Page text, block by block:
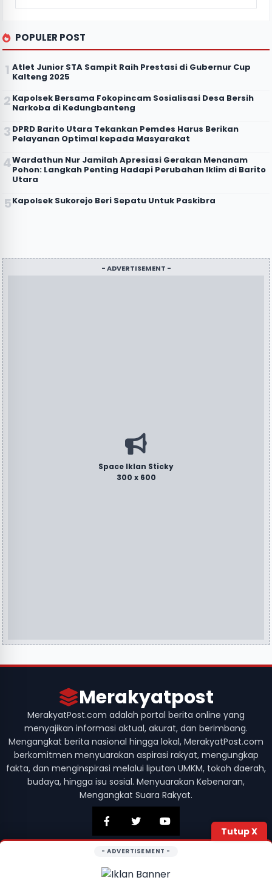
POPULER POST
Atlet Junior STA Sampit Raih Prestasi di Gubernur Cup
Kalteng 2025
Kapolsek Bersama Fokopincam Sosialisasi Desa Bersih
Narkoba di Kedungbanteng
DPRD Barito Utara Tekankan Pemdes Harus Berikan
Pelayanan Optimal kepada Masyarakat
Wardathun Nur Jamilah Apresiasi Gerakan Menanam
Pohon: Langkah Penting Hadapi Perubahan Iklim di Barito
Utara
Kapolsek Sukorejo Beri Sepatu Untuk Paskibra
- ADVERTISEMENT -
Space Iklan Sticky
300 x 600
Tutup X
- ADVERTISEMENT -
Merakyatpost
MerakyatPost.com adalah portal berita online yang
menyajikan informasi aktual, akurat, dan berimbang.
Mengangkat berita nasional hingga lokal, MerakyatPost.com
berkomitmen menyuarakan aspirasi rakyat, mengungkap
fakta, dan menginspirasi melalui liputan UMKM, tokoh daerah,
budaya, hingga isu sosial. Menyuarakan Kebenaran,
Mengangkat Suara Rakyat.
© 2026 Merakyatpost. Hak Cipta Dilindungi. Didesain dengan
Developer